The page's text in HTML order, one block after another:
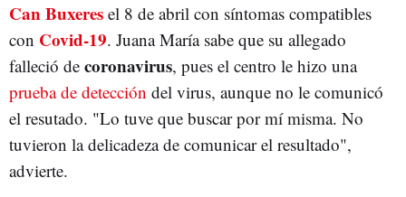
Can Buxeres el 8 de abril con síntomas compatibles
con Covid-19. Juana María sabe que su allegado
falleció de coronavirus, pues el centro le hizo una
prueba de detección del virus, aunque no le comunicó
el resutado. "Lo tuve que buscar por mí misma. No
tuvieron la delicadeza de comunicar el resultado",
advierte.